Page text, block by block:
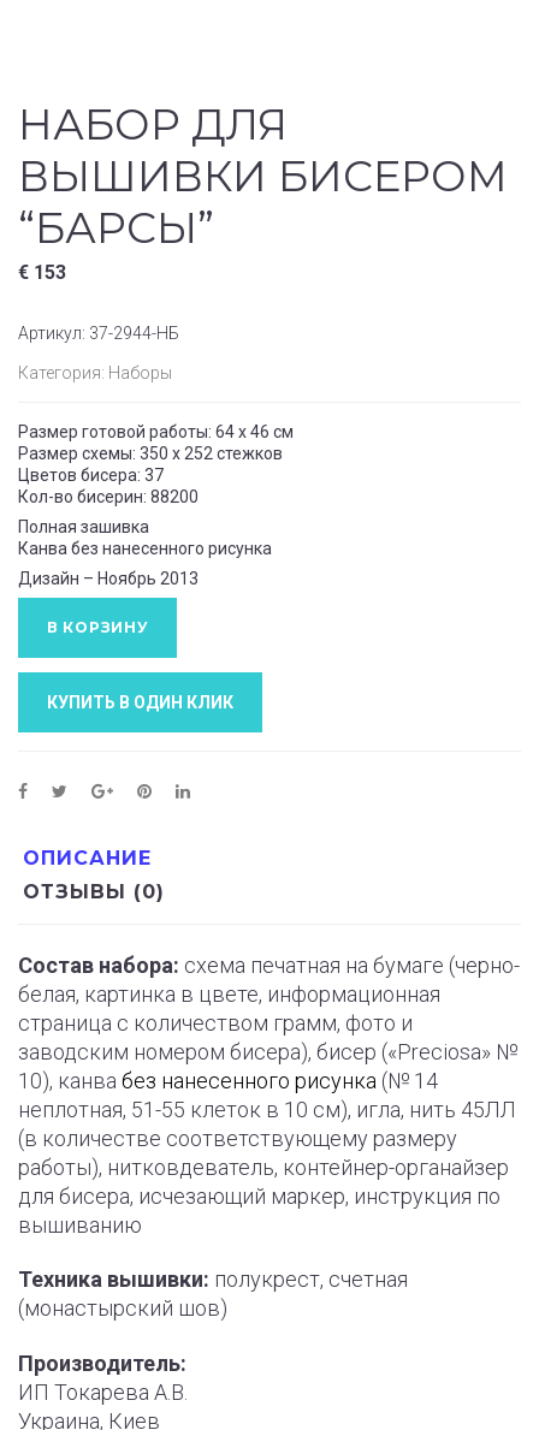
НАБОР ДЛЯ
ВЫШИВКИ БИСЕРОМ
“БАРСЫ”
€ 153
Артикул: 37-2944-НБ
Категория: Наборы
Размер готовой работы: 64 x 46 см
Размер схемы: 350 x 252 стежков
Цветов бисера: 37
Кол-во бисерин: 88200
Полная зашивка
Канва без нанесенного рисунка
Дизайн – Ноябрь 2013
В КОРЗИНУ
КУПИТЬ В ОДИН КЛИК
ОПИСАНИЕ
ОТЗЫВЫ (0)
Состав набора: схема печатная на бумаге (черно-
белая, картинка в цвете, информационная
страница с количеством грамм, фото и
заводским номером бисера), бисер («Preciosa» №
10), канва без нанесенного рисунка (№ 14
неплотная, 51-55 клеток в 10 см), игла, нить 45ЛЛ
(в количестве соответствующему размеру
работы), нитковдеватель, контейнер-органайзер
для бисера, исчезающий маркер, инструкция по
вышиванию
Техника вышивки: полукрест, счетная
(монастырский шов)
Производитель:
ИП Токарева А.В.
Украина, Киев